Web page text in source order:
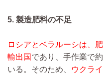
5. 製造肥料の不足
ロシアとベラルーシは、
輸出国であり、手作業で
いる。そのため、
ウクラ